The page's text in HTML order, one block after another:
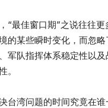
“最佳窗口期”之说往往更
的某些瞬时变化，而忽
军队指挥体系稳定性以
。
台湾问题的时间究竟在谁